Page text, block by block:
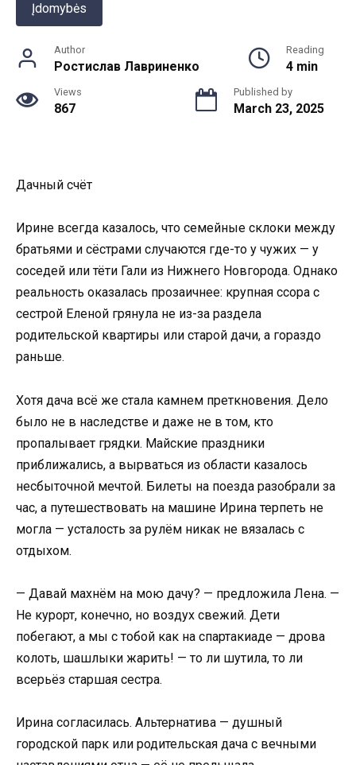
Įdomybės
Author
Ростислав Лавриненко
Reading
4 min
Views
867
Published by
March 23, 2025
Дачный счёт
Ирине всегда казалось, что семейные склоки между
братьями и сёстрами случаются где-то у чужих — у
соседей или тёти Гали из Нижнего Новгорода. Однако
реальность оказалась прозаичнее: крупная ссора с
сестрой Еленой грянула не из-за раздела
родительской квартиры или старой дачи, а гораздо
раньше.
Хотя дача всё же стала камнем преткновения. Дело
было не в наследстве и даже не в том, кто
пропалывает грядки. Майские праздники
приближались, а вырваться из области казалось
несбыточной мечтой. Билеты на поезда разобрали за
час, а путешествовать на машине Ирина терпеть не
могла — усталость за рулём никак не вязалась с
отдыхом.
— Давай махнём на мою дачу? — предложила Лена. —
Не курорт, конечно, но воздух свежий. Дети
побегают, а мы с тобой как на спартакиаде — дрова
колоть, шашлыки жарить! — то ли шутила, то ли
всерьёз старшая сестра.
Ирина согласилась. Альтернатива — душный
городской парк или родительская дача с вечными